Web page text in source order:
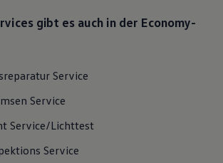
gibt es auch in der Economy-
Service
Service
Service/Lichttest
Service